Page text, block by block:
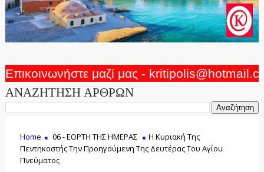
Επικοινωνήστε μαζί μας -
ΑΝΑΖΗΤΗΣΗ ΑΡΘΡΩΝ
Home 06 - ΕΟΡΤΗ ΤΗΣ ΗΜΕΡΑΣ
Η Κυριακή Της
Πεντηκοστής Την Προηγούμενη Της Δευτέρας Του Αγίου
Πνεύματος